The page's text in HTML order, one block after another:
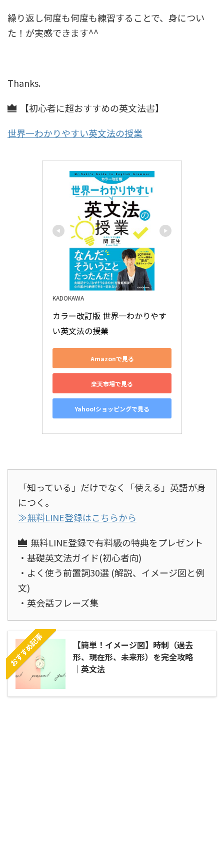
繰り返し何度も何度も練習することで、身につい
た！が実感できます^^
Thanks.
【初心者に超おすすめの英文法書】
世界一わかりやすい英文法の授業
KADOKAWA
カラー改訂版 世界一わかりやす
い英文法の授業
Amazonで見る
楽天市場で見る
Yahoo!ショッピングで見る
「知っている」だけでなく「使える」英語が身
につく。
≫無料LINE登録はこちらから
無料LINE登録で有料級の特典をプレゼント
・基礎英文法ガイド(初心者向)
・よく使う前置詞30選 (解説、イメージ図と例
文)
・英会話フレーズ集
おすすめ記事
【簡単！イメージ図】時制（過去
形、現在形、未来形）を完全攻略
｜英文法